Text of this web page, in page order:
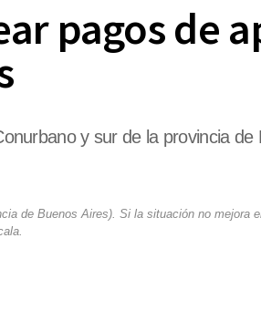
pagos de
y sur de la provincia
de Buenos Aires). Si la situación no mejora